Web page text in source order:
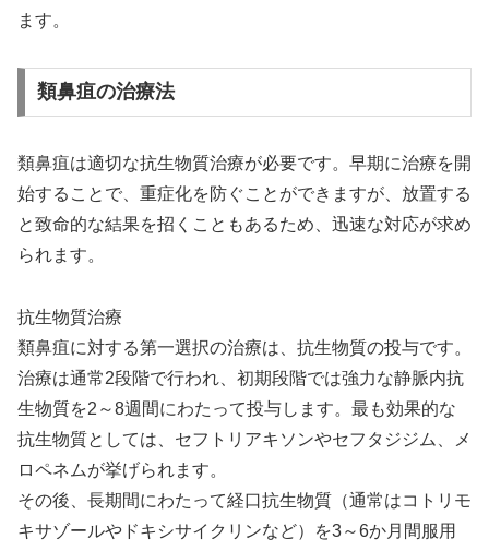
ます。
類鼻疽の治療法
類鼻疽は適切な抗生物質治療が必要です。早期に治療を開
始することで、重症化を防ぐことができますが、放置する
と致命的な結果を招くこともあるため、迅速な対応が求め
られます。
抗生物質治療
類鼻疽に対する第一選択の治療は、抗生物質の投与です。
治療は通常2段階で行われ、初期段階では強力な静脈内抗
生物質を2～8週間にわたって投与します。最も効果的な
抗生物質としては、セフトリアキソンやセフタジジム、メ
ロペネムが挙げられます。
その後、長期間にわたって経口抗生物質（通常はコトリモ
キサゾールやドキシサイクリンなど）を3～6か月間服用